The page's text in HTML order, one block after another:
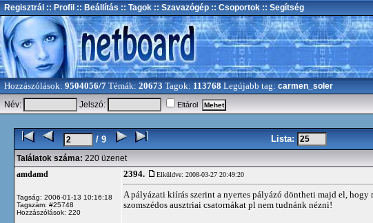
Regisztrál :: Profil :: Beállítás :: Tagok :: Szavazógép :: Csoportok :: Segítség
Hozzászólások: 9504056/7 Témák: 20673 Tagok: 113768 Legújabb tag: carmen_soler
Név: Jelszó: Eltárol
/ 9 Lista:
Találatok száma: 220 üzenet
amdamd
Tagság: 2006-01-13 10:16:18
Tagszám: #25748
Hozzászólások: 220
2394. Elküldve: 2008-03-27 20:49:20
A pályázati kiírás szerint a nyertes pályázó döntheti majd el,
szomszédos ausztriai csatornákat pl nem tudnánk nézni!